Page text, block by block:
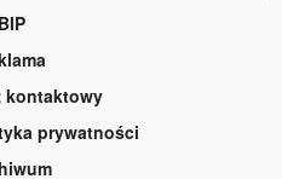
BIP
kontaktowy
prywatności